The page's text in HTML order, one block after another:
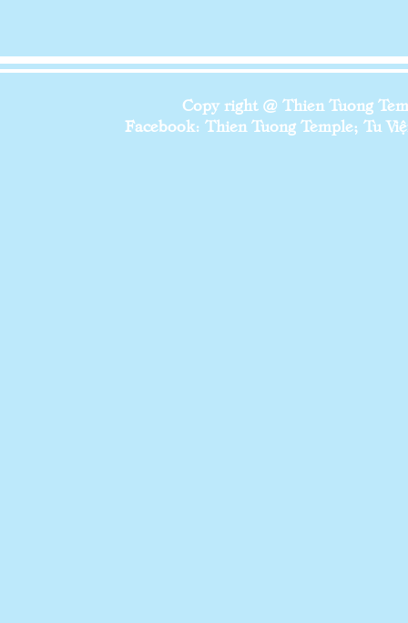
Copy right @ Thien Tuong
Facebook: Thien Tuong Temple; Tu